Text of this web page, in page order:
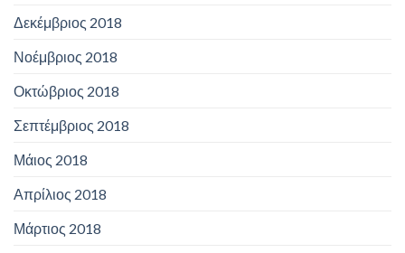
Δεκέμβριος 2018
Νοέμβριος 2018
Οκτώβριος 2018
Σεπτέμβριος 2018
Μάιος 2018
Απρίλιος 2018
Μάρτιος 2018